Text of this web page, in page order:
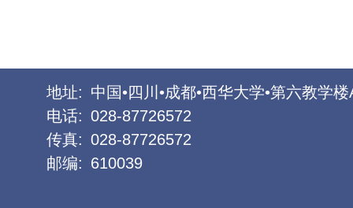
地址: 中国•四川•成都•西华大学•第六教学楼
电话: 028-87726572
传真: 028-87726572
邮编: 610039